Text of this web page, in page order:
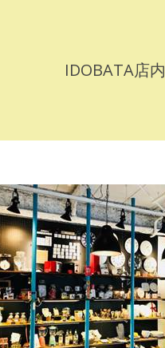
IDOBATA店内